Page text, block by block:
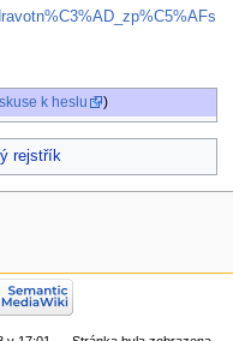
k heslu )
rejstřík